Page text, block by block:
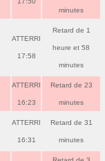
minutes
ATTERRI
17:58
Retard de 1
heure et 58
minutes
ATTERRI
16:23
Retard de 23
minutes
ATTERRI
16:31
Retard de 31
minutes